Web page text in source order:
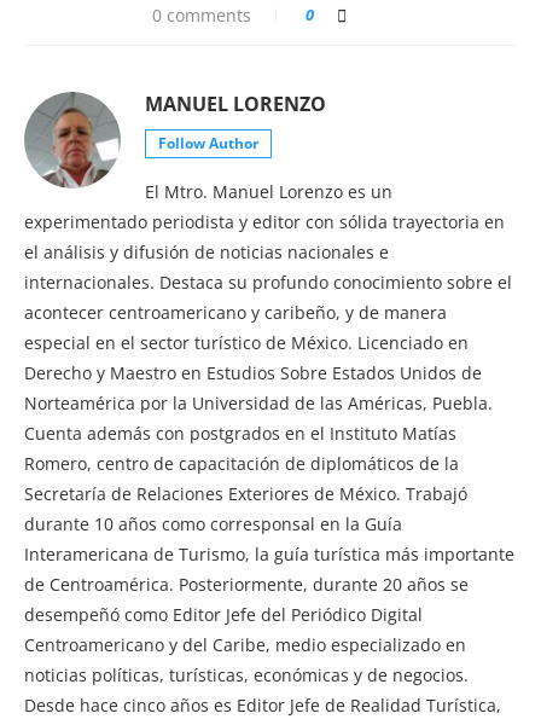
0 comments 0
MANUEL LORENZO
Follow Author
El Mtro. Manuel Lorenzo es un
experimentado periodista y editor con sólida trayectoria en
el análisis y difusión de noticias nacionales e
internacionales. Destaca su profundo conocimiento sobre el
acontecer centroamericano y caribeño, y de manera
especial en el sector turístico de México. Licenciado en
Derecho y Maestro en Estudios Sobre Estados Unidos de
Norteamérica por la Universidad de las Américas, Puebla.
Cuenta además con postgrados en el Instituto Matías
Romero, centro de capacitación de diplomáticos de la
Secretaría de Relaciones Exteriores de México. Trabajó
durante 10 años como corresponsal en la Guía
Interamericana de Turismo, la guía turística más importante
de Centroamérica. Posteriormente, durante 20 años se
desempeñó como Editor Jefe del Periódico Digital
Centroamericano y del Caribe, medio especializado en
noticias políticas, turísticas, económicas y de negocios.
Desde hace cinco años es Editor Jefe de Realidad Turística,